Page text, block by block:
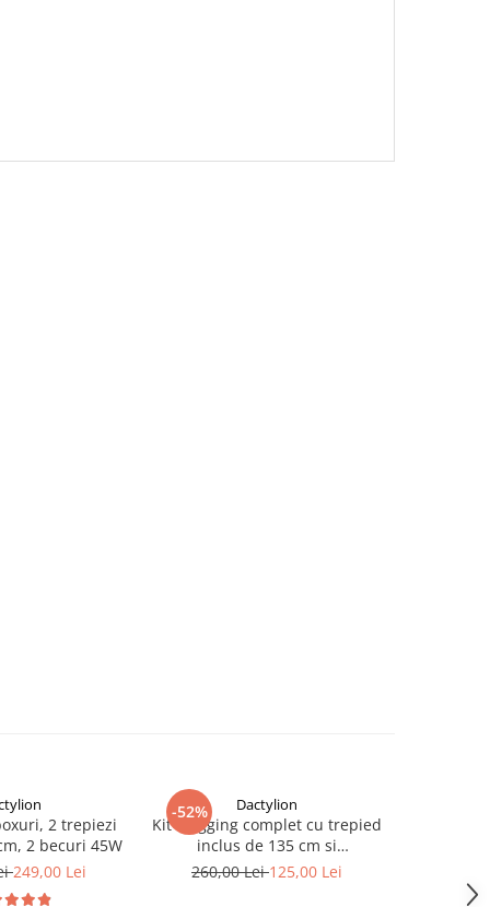
2 trepiezi
2 becuri 45W
249,00 Lei
-52% Dactylion
Kit Vlogging complet cu trepied
inclus de 135 cm si
telecomanda bluetooth
260,00 Lei125,00 Lei